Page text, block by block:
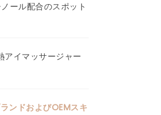
ール配合のスポット
アイマッサージャー
ンドおよびOEMスキ